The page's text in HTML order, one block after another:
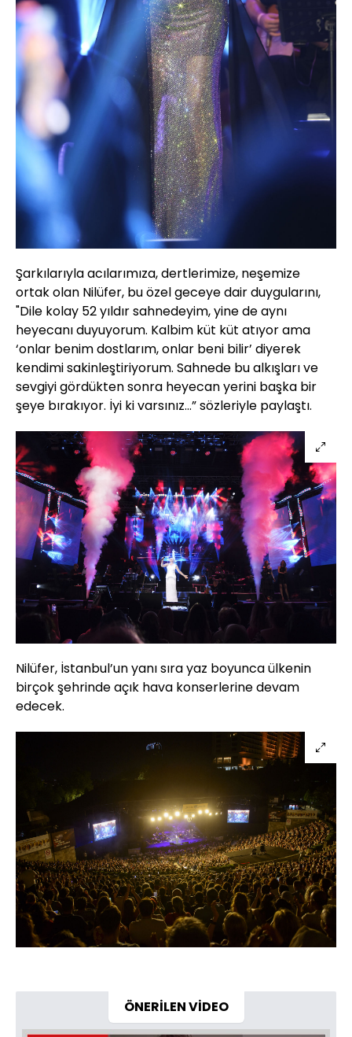
Şarkılarıyla acılarımıza, dertlerimize, neşemize
ortak olan Nilüfer, bu özel geceye dair duygularını,
"Dile kolay 52 yıldır sahnedeyim, yine de aynı
heyecanı duyuyorum. Kalbim küt küt atıyor ama
‘onlar benim dostlarım, onlar beni bilir’ diyerek
kendimi sakinleştiriyorum. Sahnede bu alkışları ve
sevgiyi gördükten sonra heyecan yerini başka bir
şeye bırakıyor. İyi ki varsınız...” sözleriyle paylaştı.
Nilüfer, İstanbul’un yanı sıra yaz boyunca ülkenin
birçok şehrinde açık hava konserlerine devam
edecek.
ÖNERİLEN VİDEO